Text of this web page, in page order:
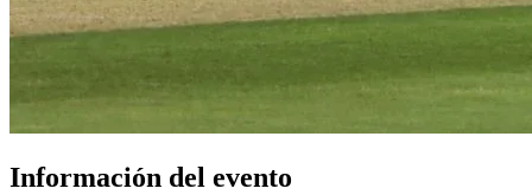
Información del evento